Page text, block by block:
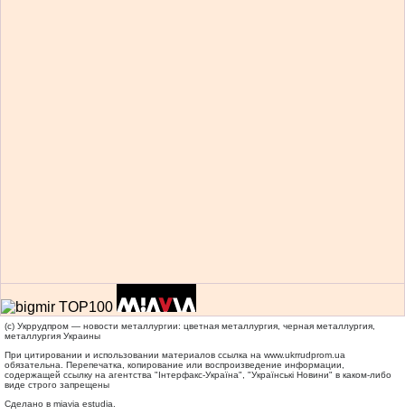
(c) Укррудпром — новости металлургии: цветная металлургия, черная металлургия,
металлургия Украины
При цитировании и использовании материалов ссылка на www.ukrrudprom.ua
обязательна. Перепечатка, копирование или воспроизведение информации,
содержащей ссылку на агентства "Iнтерфакс-Україна", "Українськi Новини" в каком-либо
виде строго запрещены
Сделано в miavia estudia.